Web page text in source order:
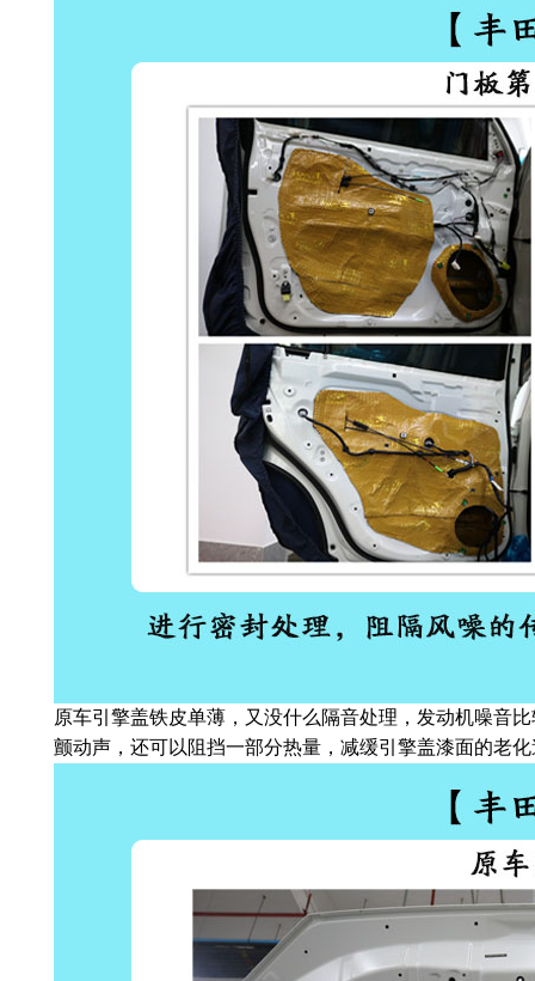
原车引擎盖铁皮单薄，又没什么隔音处理，发动机噪音
颤动声，还可以阻挡一部分热量，减缓引擎盖漆面的老